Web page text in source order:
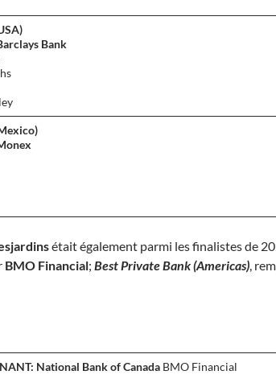
Bank
était également parmi les finalistes de
BMO Financial; Best Private Bank (Americas),
: National Bank of Canada BMO Financial